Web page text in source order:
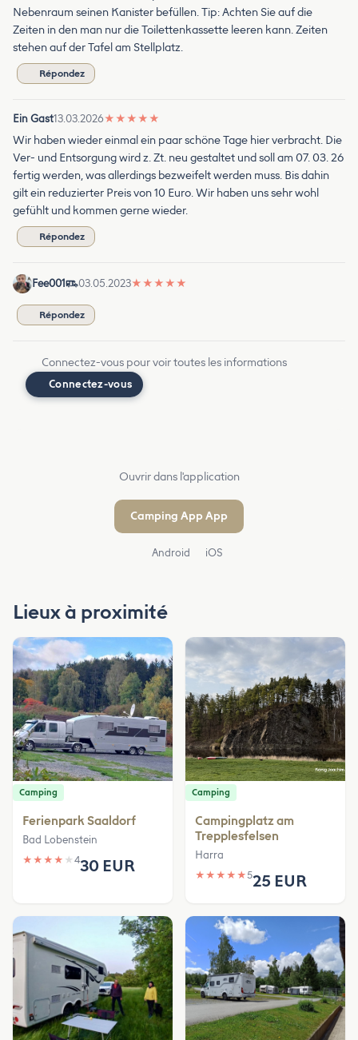
Nebenraum seinen Kanister befüllen. Tip: Achten Sie auf die
Zeiten in den man nur die Toilettenkassette leeren kann. Zeiten
stehen auf der Tafel am Stellplatz.
Répondez
Ein Gast13.03.2026★ ★ ★ ★ ★
Wir haben wieder einmal ein paar schöne Tage hier verbracht. Die
Ver- und Entsorgung wird z. Zt. neu gestaltet und soll am 07. 03. 26
fertig werden, was allerdings bezweifelt werden muss. Bis dahin
gilt ein reduzierter Preis von 10 Euro. Wir haben uns sehr wohl
gefühlt und kommen gerne wieder.
Répondez
Fee001 03.05.2023★ ★ ★ ★ ★
Répondez
Connectez-vous pour voir toutes les informations
Connectez-vous
Ouvrir dans l'application
Camping App App
Android iOS
Lieux à proximité
Camping
Ferienpark Saaldorf
Bad Lobenstein
★ ★ ★ ★ ★ 430 EUR
Camping
Campingplatz am
Trepplesfelsen
Harra
★ ★ ★ ★ ★525 EUR